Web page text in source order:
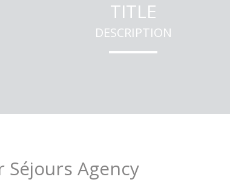
TITLE
DESCRIPTION
Séjours Agency